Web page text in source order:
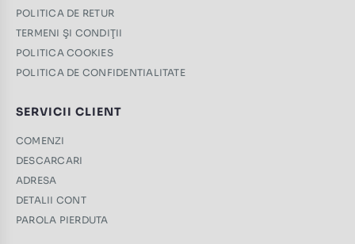
POLITICA DE RETUR
TERMENI ŞI CONDIŢII
POLITICA COOKIES
POLITICA DE CONFIDENTIALITATE
SERVICII CLIENT
COMENZI
DESCARCARI
ADRESA
DETALII CONT
PAROLA PIERDUTA